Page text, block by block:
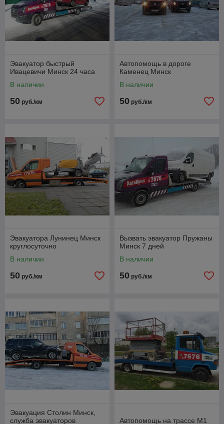
Эвакуатор быстрый
Ивацевичи Минск 24 часа
В наличии
50 руб./км
Автопомощь в дороге
Каменец Минск
В наличии
50 руб./км
Эвакуатора Лунинец Минск
круглосуточно
В наличии
50 руб./км
Вызвать эвакуатор Пружаны
Минск 7 дней
В наличии
50 руб./км
Эвакуация Столин Минск,
служба эвакуаторов
Автопомощь на трассе М1